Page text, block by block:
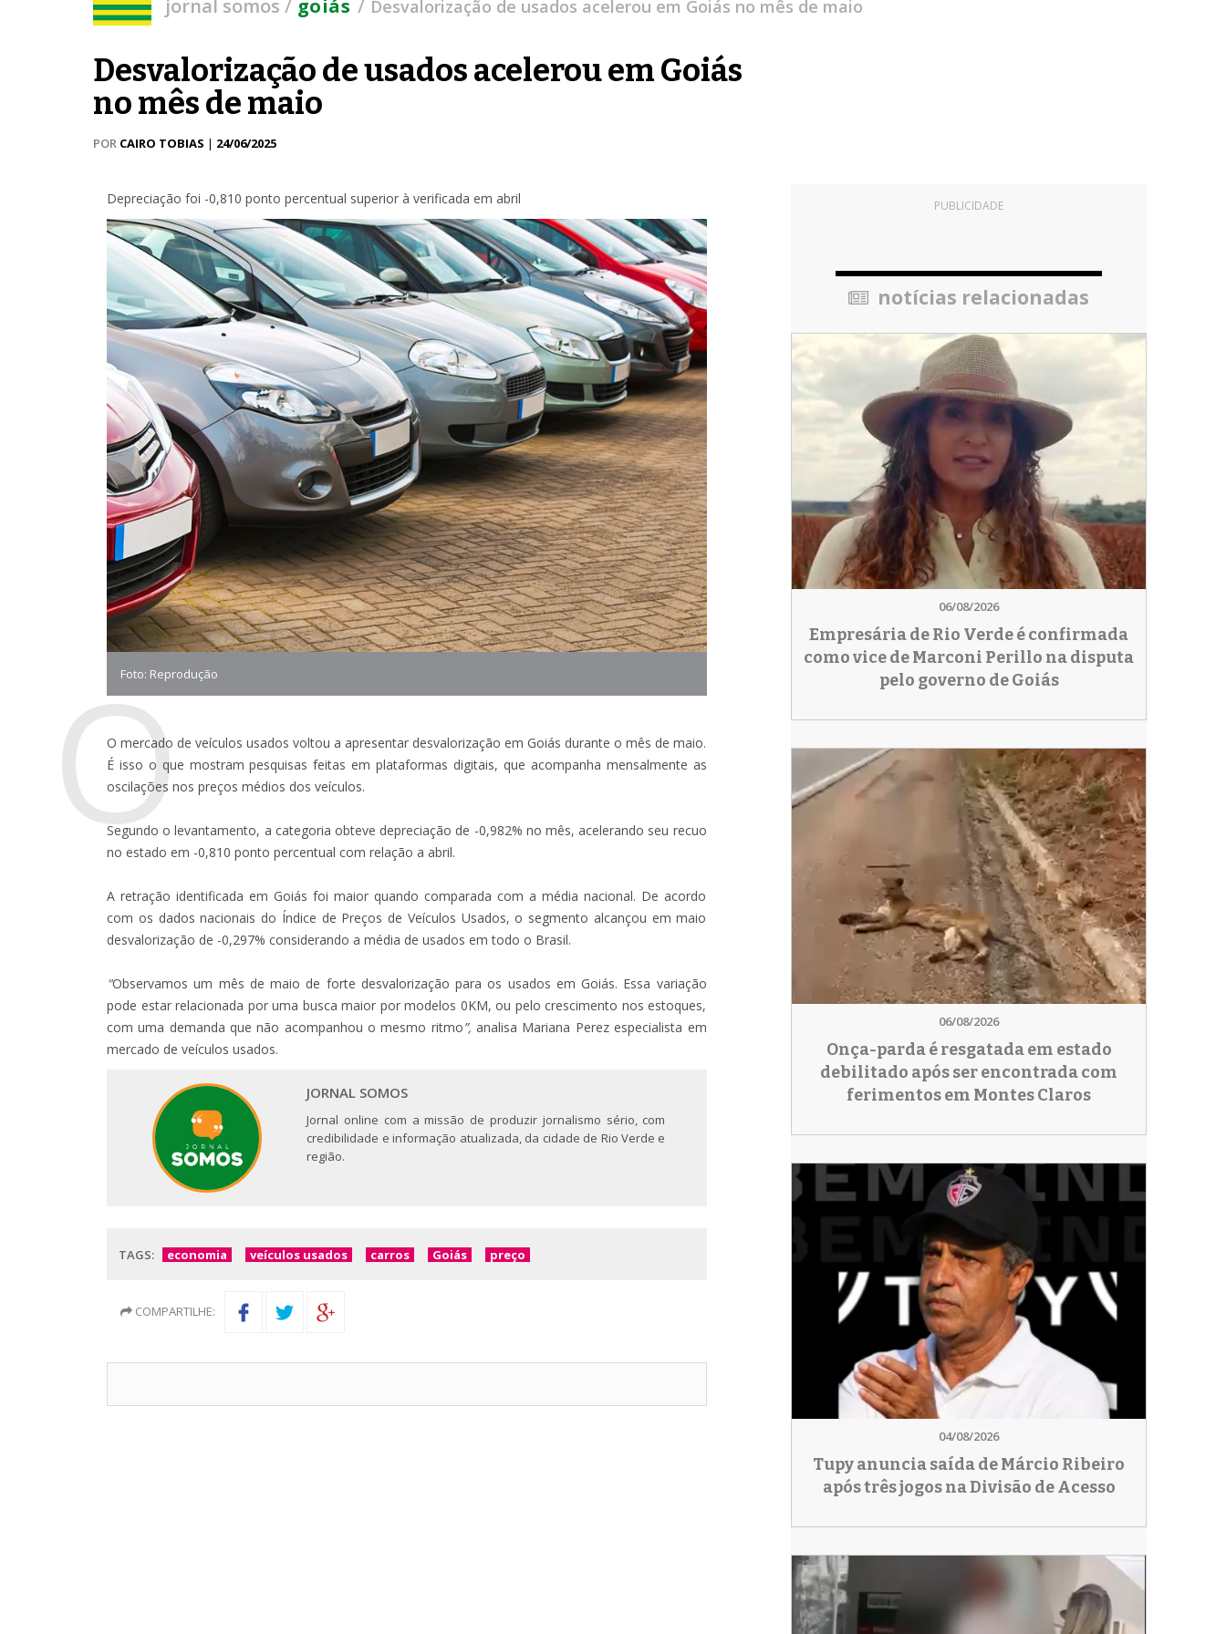
jornal somos goiás Desvalorização de usados acelerou em Goiás no mês de maio
Desvalorização de usados acelerou em Goiás
no mês de maio
POR CAIRO TOBIAS | 24/06/2025
Depreciação foi -0,810 ponto percentual superior à verificada em abril
Foto: Reprodução
O
O mercado de veículos usados voltou a apresentar desvalorização em Goiás durante o mês de maio.
É isso o que mostram pesquisas feitas em plataformas digitais, que acompanha mensalmente as
oscilações nos preços médios dos veículos.
Segundo o levantamento, a categoria obteve depreciação de -0,982% no mês, acelerando seu recuo
no estado em -0,810 ponto percentual com relação a abril.
A retração identificada em Goiás foi maior quando comparada com a média nacional. De acordo
com os dados nacionais do Índice de Preços de Veículos Usados, o segmento alcançou em maio
desvalorização de -0,297% considerando a média de usados em todo o Brasil.
"Observamos um mês de maio de forte desvalorização para os usados em Goiás. Essa variação
pode estar relacionada por uma busca maior por modelos 0KM, ou pelo crescimento nos estoques,
com uma demanda que não acompanhou o mesmo ritmo”, analisa Mariana Perez especialista em
mercado de veículos usados.
JORNAL SOMOS
Jornal online com a missão de produzir jornalismo sério, com
credibilidade e informação atualizada, da cidade de Rio Verde e
região.
TAGS: economia veículos usados carros Goiás preço
COMPARTILHE:
PUBLICIDADE
notícias relacionadas
06/08/2026
Empresária de Rio Verde é confirmada
como vice de Marconi Perillo na disputa
pelo governo de Goiás
06/08/2026
Onça-parda é resgatada em estado
debilitado após ser encontrada com
ferimentos em Montes Claros
04/08/2026
Tupy anuncia saída de Márcio Ribeiro
após três jogos na Divisão de Acesso